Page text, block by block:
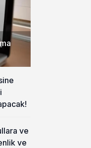
ve
ve